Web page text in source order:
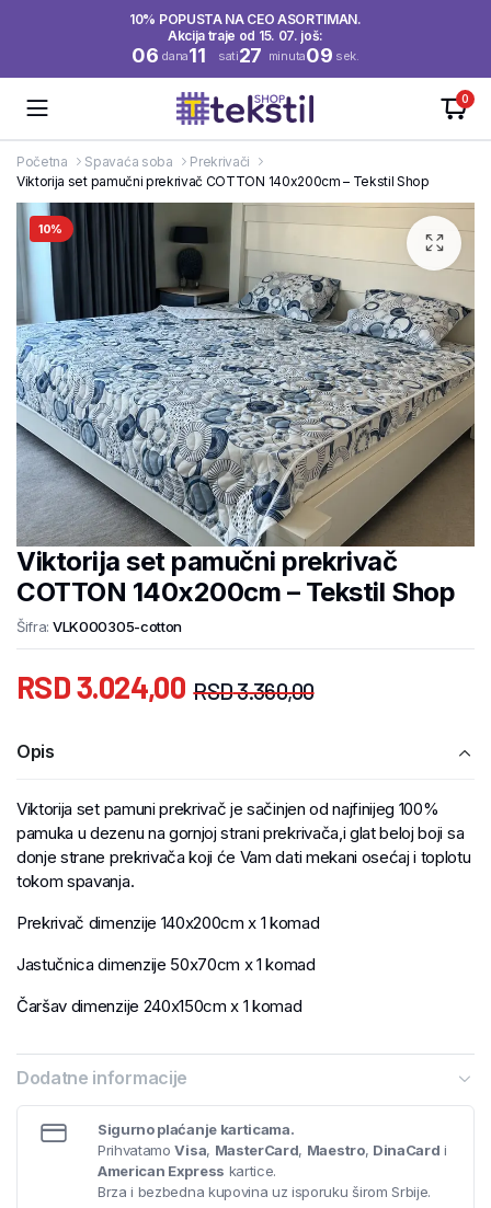
10% POPUSTA NA CEO ASORTIMAN.
Akcija traje od 15. 07. još:
06 dana11 sati27 minuta08 sek.
0
Početna Spavaća soba
Prekrivači
Viktorija set pamučni prekrivač COTTON 140x200cm – Tekstil Shop
10%
Viktorija set pamučni prekrivač
COTTON 140x200cm – Tekstil Shop
Šifra: VLK000305-cotton
RSD3.360,00
RSD3.024,00
Opis
Viktorija set pamuni prekrivač je sačinjen od najfinijeg 100%
pamuka u dezenu na gornjoj strani prekrivača,i glat beloj boji sa
donje strane prekrivača koji će Vam dati mekani osećaj i toplotu
tokom spavanja.
Prekrivač dimenzije 140x200cm x 1 komad
Jastučnica dimenzije 50x70cm x 1 komad
Čaršav dimenzije 240x150cm x 1 komad
Dodatne informacije
Sigurno plaćanje karticama.
PrihvatamoVisa, MasterCard, Maestro, DinaCard i
American Express kartice.
Brza i bezbedna kupovina uz isporuku širom Srbije.